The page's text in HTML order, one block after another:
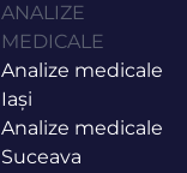
ANALIZE
MEDICALE
Analize medicale
Iași
Analize medicale
Suceava